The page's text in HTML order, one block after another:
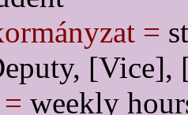
=
[Vice],
weekly